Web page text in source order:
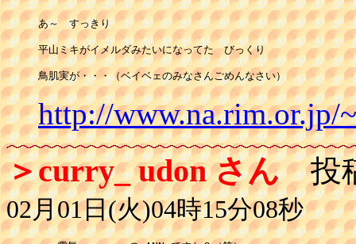
あ～　すっきり
平山ミキがイメルダみたいになってた　びっくり
鳥肌実が・・・（ベイベェのみなさんごめんなさい）
http://www.na.rim.or.jp/
＞curry_ udon さん投
02月01日(火)04時15分08秒